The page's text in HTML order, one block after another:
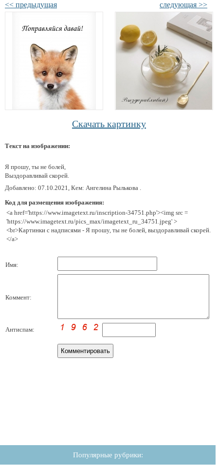
<< предыдущая следующая >>
Скачать картинку
Текст на изображении:
Я прошу, ты не болей,
Выздоравливай скорей.
Добавлено: 07.10.2021, Кем: Ангелина Рылькова .
Код для размещения изображения:
<a href='https://www.imagetext.ru/inscription-34751.php'><img src =
'https://www.imagetext.ru/pics_max/imagetext_ru_34751.jpeg' >
<br>Картинки с надписями - Я прошу, ты не болей, выздоравливай скорей.
</a>
Имя:
Коммент:
Антиспам:
Популярные рубрики: